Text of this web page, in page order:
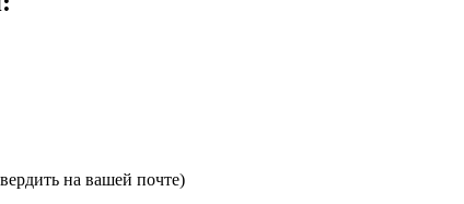
на вашей почте)